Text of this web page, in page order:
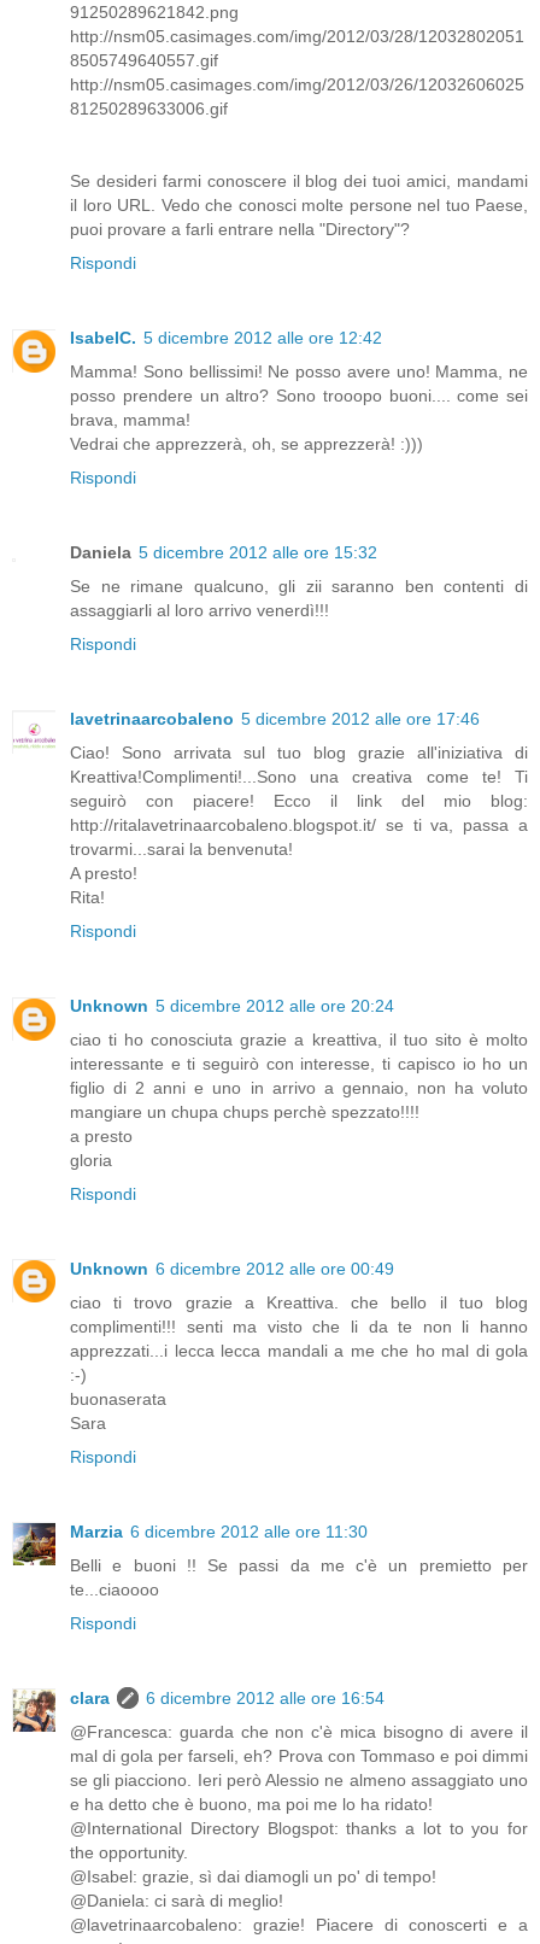
91250289621842.png
http://nsm05.casimages.com/img/2012/03/28/12032802051
8505749640557.gif
http://nsm05.casimages.com/img/2012/03/26/12032606025
81250289633006.gif
Se desideri farmi conoscere il blog dei tuoi amici, mandami
il loro URL. Vedo che conosci molte persone nel tuo Paese,
puoi provare a farli entrare nella "Directory"?
Rispondi
IsabelC. 5 dicembre 2012 alle ore 12:42
Mamma! Sono bellissimi! Ne posso avere uno! Mamma, ne
posso prendere un altro? Sono trooopo buoni.... come sei
brava, mamma!
Vedrai che apprezzerà, oh, se apprezzerà! :)))
Rispondi
Daniela 5 dicembre 2012 alle ore 15:32
Se ne rimane qualcuno, gli zii saranno ben contenti di
assaggiarli al loro arrivo venerdì!!!
Rispondi
lavetrinaarcobaleno 5 dicembre 2012 alle ore 17:46
Ciao! Sono arrivata sul tuo blog grazie all'iniziativa di
Kreattiva!Complimenti!...Sono una creativa come te! Ti
seguirò con piacere! Ecco il link del mio blog:
http://ritalavetrinaarcobaleno.blogspot.it/ se ti va, passa a
trovarmi...sarai la benvenuta!
A presto!
Rita!
Rispondi
Unknown 5 dicembre 2012 alle ore 20:24
ciao ti ho conosciuta grazie a kreattiva, il tuo sito è molto
interessante e ti seguirò con interesse, ti capisco io ho un
figlio di 2 anni e uno in arrivo a gennaio, non ha voluto
mangiare un chupa chups perchè spezzato!!!!
a presto
gloria
Rispondi
Unknown 6 dicembre 2012 alle ore 00:49
ciao ti trovo grazie a Kreattiva. che bello il tuo blog
complimenti!!! senti ma visto che li da te non li hanno
apprezzati...i lecca lecca mandali a me che ho mal di gola
:-)
buonaserata
Sara
Rispondi
Marzia 6 dicembre 2012 alle ore 11:30
Belli e buoni !! Se passi da me c'è un premietto per
te...ciaoooo
Rispondi
clara
6 dicembre 2012 alle ore 16:54
@Francesca: guarda che non c'è mica bisogno di avere il
mal di gola per farseli, eh? Prova con Tommaso e poi dimmi
se gli piacciono. Ieri però Alessio ne almeno assaggiato uno
e ha detto che è buono, ma poi me lo ha ridato!
@International Directory Blogspot: thanks a lot to you for
the opportunity.
@Isabel: grazie, sì dai diamogli un po' di tempo!
@Daniela: ci sarà di meglio!
@lavetrinaarcobaleno: grazie! Piacere di conoscerti e a